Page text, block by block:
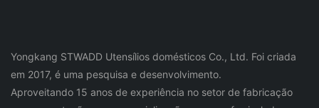
Yongkang STWADD Utensílios domésticos Co., Ltd. Foi criada
em 2017, é uma pesquisa e desenvolvimento.
Aproveitando 15 anos de experiência no setor de fabricação